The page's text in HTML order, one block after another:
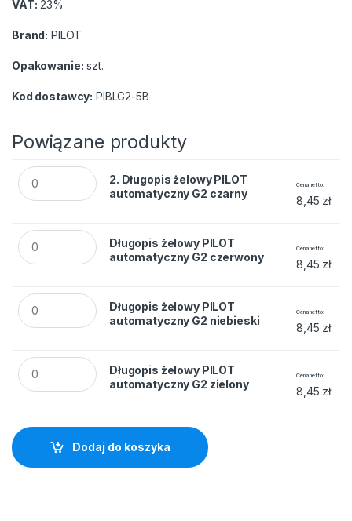
VAT: 23%
Brand: PILOT
Opakowanie: szt.
Kod dostawcy: PIBLG2-5B
Powiązane produkty
2. Długopis żelowy PILOT automatyczny G2 czarny quantity
2. Długopis żelowy PILOT
automatyczny G2 czarny
Cena netto
8,45 zł
Długopis żelowy PILOT automatyczny G2 czerwony quantity
Długopis żelowy PILOT
automatyczny G2 czerwony
Cena netto
8,45 zł
Długopis żelowy PILOT automatyczny G2 niebieski quantity
Długopis żelowy PILOT
automatyczny G2 niebieski
Cena netto
8,45 zł
Długopis żelowy PILOT automatyczny G2 zielony quantity
Długopis żelowy PILOT
automatyczny G2 zielony
Cena netto
8,45 zł
Dodaj do koszyka